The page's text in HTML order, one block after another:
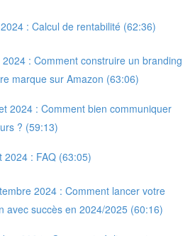
: Calcul de rentabilité (62:36)
: Comment construire un branding
marque sur Amazon (63:06)
2024 : Comment bien communiquer
? (59:13)
2024 : FAQ (63:05)
2024 : Comment lancer votre
avec succès en 2024/2025 (60:16)